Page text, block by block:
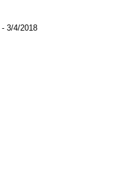
- 3/4/2018